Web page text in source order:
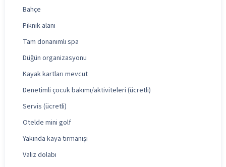
Bahçe
Piknik alanı
Tam donanımlı spa
Düğün organizasyonu
Kayak kartları mevcut
Denetimli çocuk bakımı/aktiviteleri (ücretli)
Servis (ücretli)
Otelde mini golf
Yakında kaya tırmanışı
Valiz dolabı